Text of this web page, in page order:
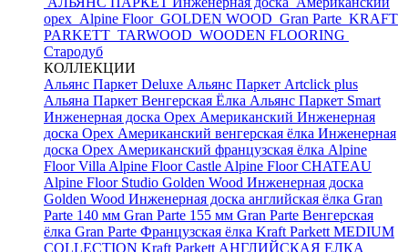
орех Alpine Floor GOLDEN WOOD Gran Parte KRAFT
PARKETT TARWOOD WOODEN FLOORING
Стародуб
КОЛЛЕКЦИИ
Альянс Паркет Deluxe Альянс Паркет Artclick plus
Альяна Паркет Венгерская Ёлка Альянс Паркет Smart
Инженерная доска Орех Американский Инженерная
доска Орех Американский венгерская ёлка Инженерная
доска Орех Американский французская ёлка Alpine
Floor Villa Alpine Floor Castle Alpine Floor CHATEAU
Alpine Floor Studio Golden Wood Инженерная доска
Golden Wood Инженерная доска английская ёлка Gran
Parte 140 мм Gran Parte 155 мм Gran Parte Венгерская
ёлка Gran Parte Французская ёлка Kraft Parkett MEDIUM
COLLECTION Kraft Parkett АНГЛИЙСКАЯ ЕЛКА